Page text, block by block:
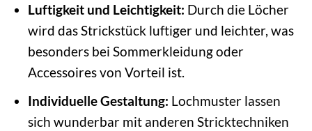
Luftigkeit und Leichtigkeit: Durch die Löcher
wird das Strickstück luftiger und leichter, was
besonders bei Sommerkleidung oder
Accessoires von Vorteil ist.
Individuelle Gestaltung: Lochmuster lassen
sich wunderbar mit anderen Stricktechniken